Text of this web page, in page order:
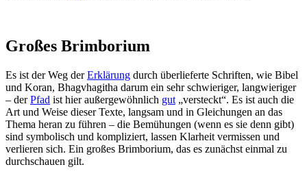
Großes Brimborium
Es ist der Weg derErklärung durch überlieferte Schriften, wie Bibel
und Koran, Bhagvhagitha darum ein sehr schwieriger, langwieriger
– derPfad ist hier außergewöhnlich gut „versteckt“. Es ist auch die
Art und Weise dieser Texte, langsam und in Gleichungen an das
Thema heran zu führen – die Bemühungen (wenn es sie denn gibt)
sind symbolisch und kompliziert, lassen Klarheit vermissen und
verlieren sich. Ein großes Brimborium, das es zunächst einmal zu
durchschauen gilt.